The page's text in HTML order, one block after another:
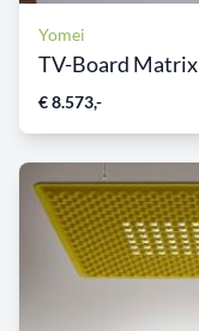
Yomei
TV-Board Matrix
€ 8.573,-